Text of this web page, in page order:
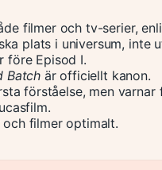
filmer och tv-serier,
plats i universum, inte
före Episod I.
Batch är officiellt kanon.
förståelse, men varnar
filmer optimalt.